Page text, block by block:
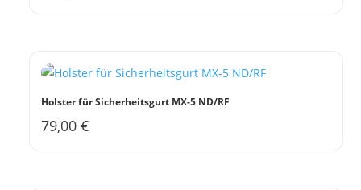
Holster für Sicherheitsgurt MX-5 ND/RF
79,00€